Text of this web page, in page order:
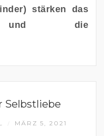
stärken das
und die
Selbstliebe
MÄRZ 5, 2021